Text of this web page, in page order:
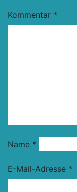
Kommentar *
Name *
E-Mail-Adresse *